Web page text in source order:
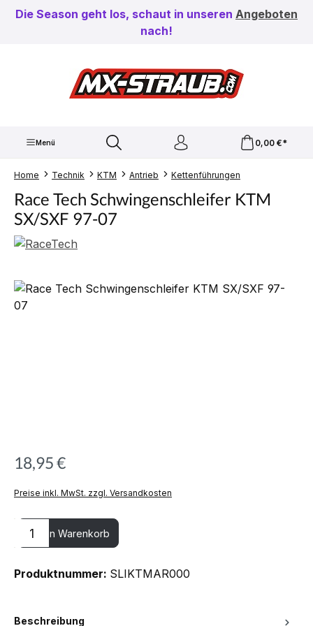
Zum Hauptinhalt springen
Die Season geht los, schaut in unseren Angeboten
nach!
Menü 0,00 €*
Home Technik KTM Antrieb Kettenführungen
Race Tech Schwingenschleifer KTM
SX/SXF 97-07
Bildergalerie überspringen
18,95 €
Preise inkl. MwSt. zzgl. Versandkosten
Produkt Anzahl: Gib den gewünschten Wert ein oder benutze
In den Warenkorb
Produktnummer: SLIKTMAR000
Beschreibung